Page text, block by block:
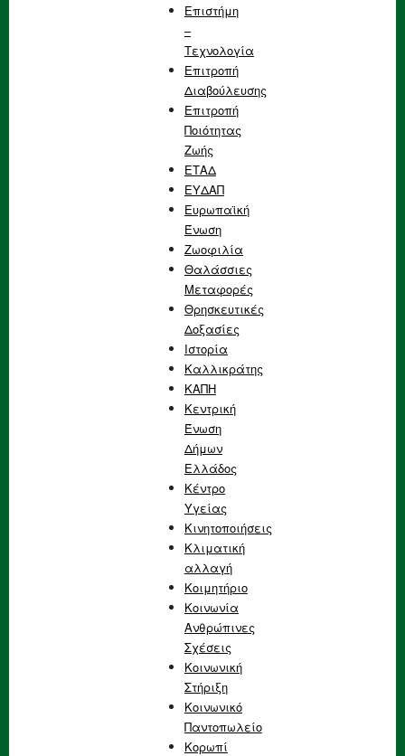
Επιστήμη
–
Τεχνολογία
Επιτροπή
Διαβούλευσης
Επιτροπή
Ποιότητας
Ζωής
ΕΤΑΔ
ΕΥΔΑΠ
Ευρωπαϊκή
Ένωση
Ζωοφιλία
Θαλάσσιες
Μεταφορές
Θρησκευτικές
Δοξασίες
Ιστορία
Καλλικράτης
ΚΑΠΗ
Κεντρική
Ένωση
Δήμων
Ελλάδος
Κέντρο
Υγείας
Κινητοποιήσεις
Κλιματική
αλλαγή
Κοιμητήριο
Κοινωνία
Ανθρώπινες
Σχέσεις
Κοινωνική
Στήριξη
Κοινωνικό
Παντοπωλείο
Κορωπί